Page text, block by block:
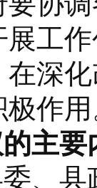
工
深
极作
主要
、